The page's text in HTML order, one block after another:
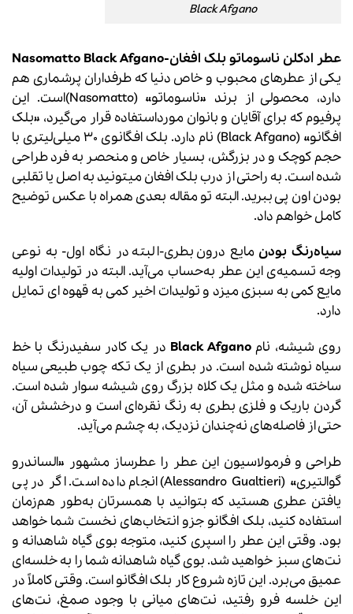
Black Afgano
عطر ادکلن ناسوماتو بلک افغان-Nasomatto Black Afgano
یکی از عطرهای محبوب و خاص دنیا که طرفداران پرشماری هم
دارد، محصولی از برند «ناسوماتو» (Nasomatto)است. این
پرفیوم که برای آقایان و بانوان مورداستفاده قرار می‌گیرد، «بلک
افگانو» (Black Afgano) نام دارد. بلک افگانوی 30 میلی‌لیتری با
حجم کوچک و در بزرگش، بسیار خاص و منحصر به‌ فرد طراحی
شده است. به راحتی از درب بلک افغان میتونید به اصل یا تقلبی
بودن اون پی ببرید. البته تو مقاله بعدی همراه با عکس توضیح
کامل خواهم داد.
سیاه‌رنگ بودن مایع درون بطری-البته در نگاه اول- به‌ نوعی
وجه‌ تسمیه‌ی این عطر به‌حساب می‌آید. البته در تولیدات اولیه
مایع کمی به سبزی میزد و تولیدات اخیر کمی به قهوه ای تمایل
دارد.
روی شیشه، نام Black Afgano در یک کادر سفیدرنگ با خط
سیاه نوشته شده است. در بطری از یک تکه چوب طبیعی سیاه
ساخته‌ شده و مثل یک کلاه بزرگ روی شیشه سوار شده است.
گردن باریک و فلزی بطری به رنگ نقره‌ای است و درخشش آن،
حتی از فاصله‌های نه‌چندان نزدیک، به چشم می‌آید.
طراحی و فرمولاسیون این عطر را عطرساز مشهور «الساندرو
گوالتیری» (Alessandro Gualtieri) انجام داده است. اگر در پی
یافتن عطری هستید که بتوانید با همسرتان به‌طور هم‌زمان
استفاده کنید، بلک افگانو جزو انتخاب‌های نخست شما خواهد
بود. وقتی این عطر را اسپری کنید، متوجه بوی گیاه شاهدانه و
نت‌های سبز خواهید شد. بوی گیاه شاهدانه شما را به خلسه‌ای
عمیق می‌برد. این تازه شروع کار بلک افگانو است. وقتی کاملاً در
این خلسه فرو رفتید، نت‌های میانی با وجود صمغ، نت‌های